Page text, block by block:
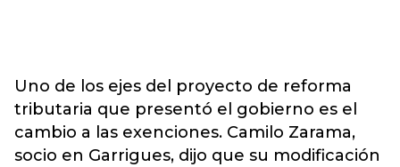
Uno de los ejes del proyecto de reforma
tributaria que presentó el gobierno es el
cambio a las exenciones. Camilo Zarama,
socio en Garrigues, dijo que su modificación